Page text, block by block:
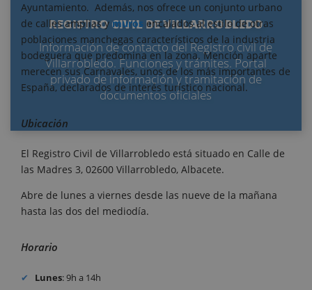
REGISTRO CIVIL DE VILLARROBLEDO
Información de contacto del Registro civil de
Villarrobledo. Funciones y trámites. Portal
privado de información y tramitación de
documentos oficiales
Ayuntamiento. Además, nos ofrece un conjunto urbano
de calles amplias y muros encalados al estilo de otras
poblaciones manchegas característicos de la industria
bodeguera que predomina en la zona. Mención aparte
merecen sus Carnavales, unos de los más importantes de
España, declarados de interés turístico nacional.
Ubicación
El Registro Civil de Villarrobledo está situado en Calle de
las Madres 3, 02600 Villarrobledo, Albacete.
Abre de lunes a viernes desde las nueve de la mañana
hasta las dos del mediodía.
Horario
Lunes: 9h a 14h